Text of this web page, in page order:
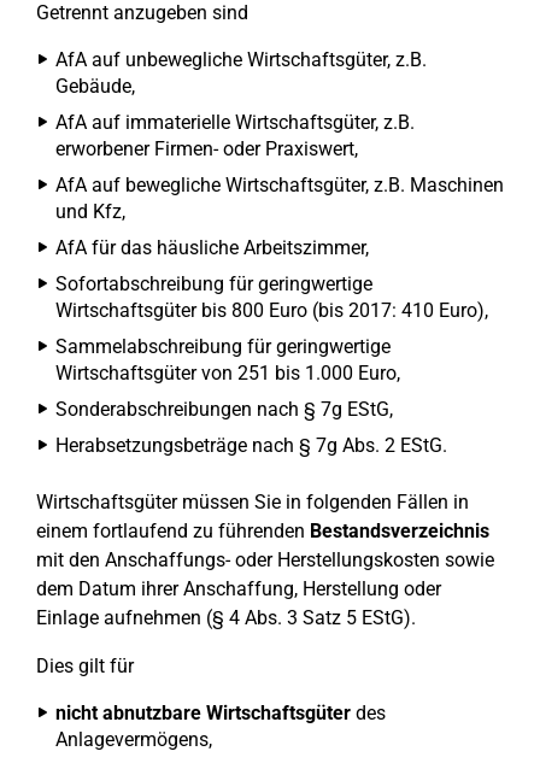
Getrennt anzugeben sind
AfA auf unbewegliche Wirtschaftsgüter, z.B.
Gebäude,
AfA auf immaterielle Wirtschaftsgüter, z.B.
erworbener Firmen- oder Praxiswert,
AfA auf bewegliche Wirtschaftsgüter, z.B. Maschinen
und Kfz,
AfA für das häusliche Arbeitszimmer,
Sofortabschreibung für geringwertige
Wirtschaftsgüter bis 800 Euro (bis 2017: 410 Euro),
Sammelabschreibung für geringwertige
Wirtschaftsgüter von 251 bis 1.000 Euro,
Sonderabschreibungen nach § 7g EStG,
Herabsetzungsbeträge nach § 7g Abs. 2 EStG.
Wirtschaftsgüter müssen Sie in folgenden Fällen in
einem fortlaufend zu führenden Bestandsverzeichnis
mit den Anschaffungs- oder Herstellungskosten sowie
dem Datum ihrer Anschaffung, Herstellung oder
Einlage aufnehmen (§ 4 Abs. 3 Satz 5 EStG).
Dies gilt für
nicht abnutzbare Wirtschaftsgüter des
Anlagevermögens,